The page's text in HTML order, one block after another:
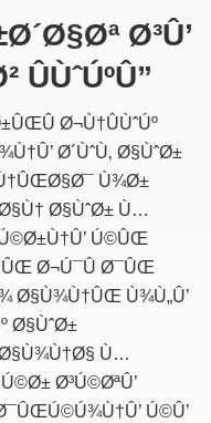
Ø³Û’
Ø¬Ù†ÛÙˆÚº
Ø´ÙˆÙ‚ Ø§ÙˆØ±
Ù¾Ø±
Ø§ÙˆØ± Ù…
Ú©ÛŒ
Ø¬Ú¯Û Ø¯ÛŒ
Ø§Ù¾Ù†ÛŒ Ù¾Ù„Û’
Ø§ÙˆØ±
Ø§Ù¾Ù†Ø§ Ù…
Ú©Ø± Ø³Ú©ØªÛ’
Ú©Û’